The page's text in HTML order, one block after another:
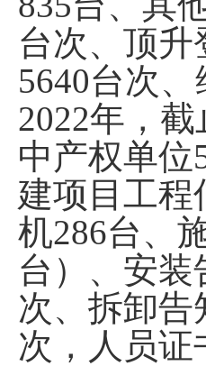
台次、 顶升
5640台次、
2022年 ， 截
中产权单位
建项目工程
机286台、
台 ） 、 安装
次、 拆卸告
次，人员证